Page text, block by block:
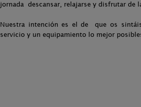
jornada descansar, relajarse y disfrutar de
Nuestra intención es el de que os
servicio y un equipamiento lo mejor